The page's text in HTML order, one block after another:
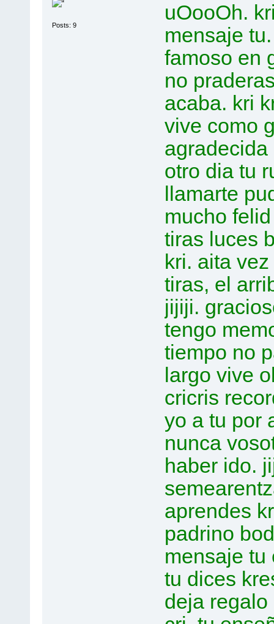
Posts: 9
uOooOh.
mensaje
famoso en
no
acaba. kri
vive como
otro dia tu
llamarte
mucho
tiras luces
kri. aita
tiras, el
jijiji.
tengo
tiempo no
largo vive
cricris
yo a tu por
nunca
haber ido.
aprendes
padrino
mensaje tu
tu dices
deja